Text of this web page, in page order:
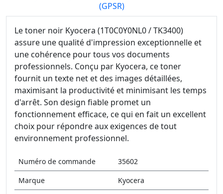
(GPSR)
Le toner noir Kyocera (1T0C0Y0NL0 / TK3400)
assure une qualité d'impression exceptionnelle et
une cohérence pour tous vos documents
professionnels. Conçu par Kyocera, ce toner
fournit un texte net et des images détaillées,
maximisant la productivité et minimisant les temps
d'arrêt. Son design fiable promet un
fonctionnement efficace, ce qui en fait un excellent
choix pour répondre aux exigences de tout
environnement professionnel.
Numéro de commande
35602
Marque
Kyocera